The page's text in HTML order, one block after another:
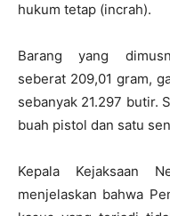
hukum tetap (incrah).
Barang yang
seberat 209,01 gram,
sebanyak 21.297 butir.
buah pistol dan satu
Kepala Kejaksaan
menjelaskan bahwa